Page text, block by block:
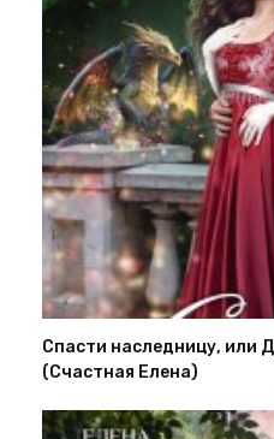
Спасти наследницу, или
(Счастная Елена)